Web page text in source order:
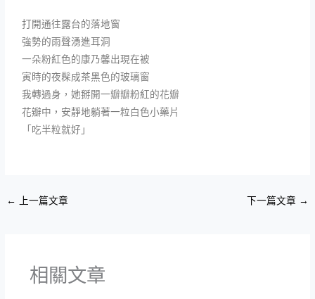
打開通往露台的落地窗
強勢的雨聲湧進耳洞
一朵粉紅色的康乃馨出現在被
寅時的夜髹成茶黑色的玻璃窗
我轉過身，她掰開一瓣瓣粉紅的花瓣
花瓣中，安靜地躺著一粒白色小藥片
「吃半粒就好」
← 上一篇文章 下一篇文章 →
相關文章